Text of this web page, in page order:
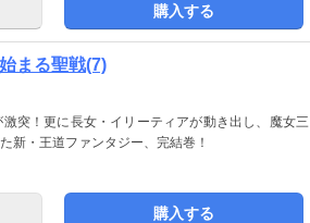
購入する
まる聖戦(7)
突！更に長女・イリーティアが動き出し、魔女三
新・王道ファンタジー、完結巻！
購入する